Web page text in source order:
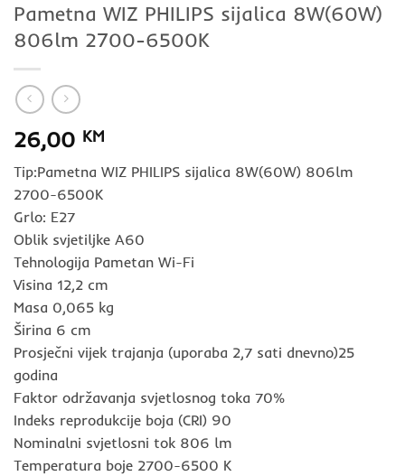
Pametna WIZ PHILIPS sijalica 8W(60W)
806lm 2700-6500K
26,00 KM
Tip:Pametna WIZ PHILIPS sijalica 8W(60W) 806lm
2700-6500K
Grlo: E27
Oblik svjetiljke A60
Tehnologija Pametan Wi-Fi
Visina 12,2 cm
Masa 0,065 kg
Širina 6 cm
Prosječni vijek trajanja (uporaba 2,7 sati dnevno)25
godina
Faktor održavanja svjetlosnog toka 70%
Indeks reprodukcije boja (CRI) 90
Nominalni svjetlosni tok 806 lm
Temperatura boje 2700-6500 K